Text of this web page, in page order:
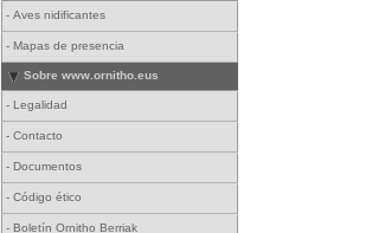
- Aves nidificantes
- Mapas de presencia
Sobre www.ornitho.eus
- Legalidad
- Contacto
- Documentos
- Código ético
- Boletín Ornitho Berriak